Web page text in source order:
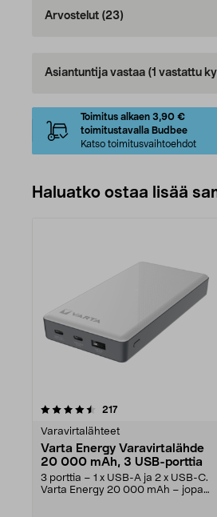
Arvostelut (23)
Asiantuntija vastaa (1 vastattu
Toimitus alkaen 3,90 €
toimitustavalla Budbee
Katso toimitusvaihtoehdot
Haluatko ostaa lisää
217arvostelut
Varavirtalähteet
Varta Energy Varavirtalähde
20 000 mAh, 3 USB-porttia
3 porttia – 1 x USB-A ja 2 x USB-C.
Varta Energy 20 000 mAh – jopa
4.5viidestä